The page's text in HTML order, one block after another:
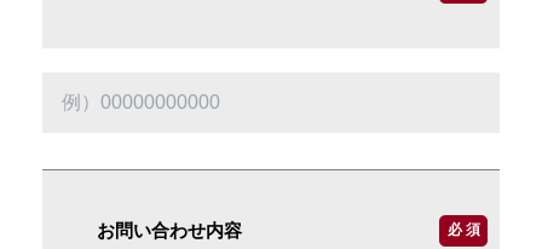
お問い合わせ内容 必 須